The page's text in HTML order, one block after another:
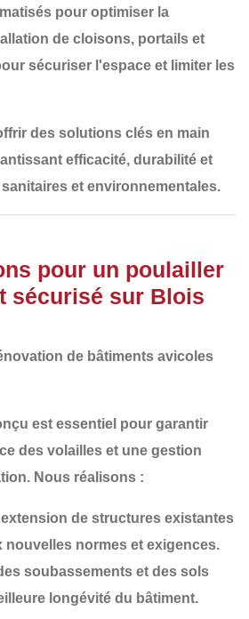
pour optimiser la
de cloisons, portails et
sécuriser l'espace et limiter les
des solutions clés en main
efficacité, durabilité et
et environnementales.
pour un poulailler
sécurisé sur Blois
de bâtiments avicoles
est essentiel pour garantir
des volailles et une gestion
. Nous réalisons :
de structures existantes
nouvelles normes et exigences.
soubassements et des sols
longévité du bâtiment.